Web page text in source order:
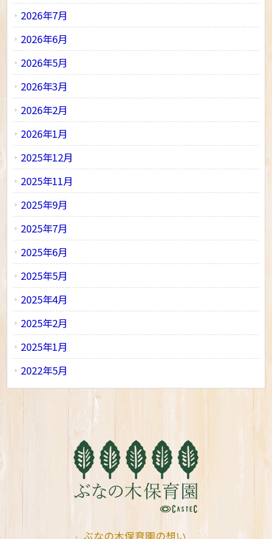
2026年7月
2026年6月
2026年5月
2026年3月
2026年2月
2026年1月
2025年12月
2025年11月
2025年9月
2025年7月
2025年6月
2025年5月
2025年4月
2025年2月
2025年1月
2022年5月
ぶなの木保育園の想い